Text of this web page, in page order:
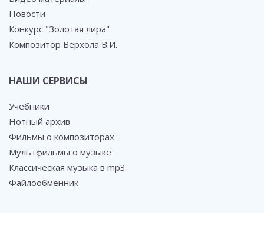
Новости
Конкурс "Золотая лира"
Композитор Верхола В.И.
НАШИ СЕРВИСЫ
Учебники
Нотный архив
Фильмы о композиторах
Мультфильмы о музыке
Классическая музыка в mp3
Файлообменник